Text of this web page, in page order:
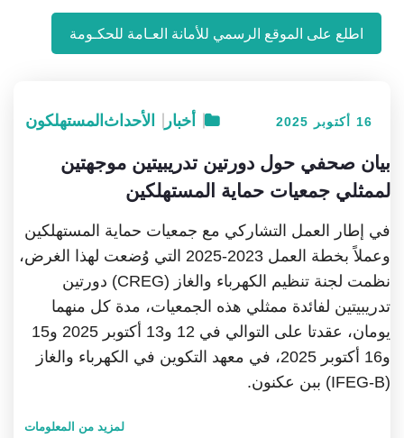
16 أكتوبر 2025 أخبار الأحداث المستهلكون
بيان صحفي حول دورتين تدريبيتين موجهتين
لممثلي جمعيات حماية المستهلكين
في إطار العمل التشاركي مع جمعيات حماية المستهلكين
وعملاً بخطة العمل 2023-2025 التي وُضعت لهذا الغرض،
نظمت لجنة تنظيم الكهرباء والغاز (CREG) دورتين
تدريبيتين لفائدة ممثلي هذه الجمعيات، مدة كل منهما
يومان، عقدتا على التوالي في 12 و13 أكتوبر 2025 و15
و16 أكتوبر 2025، في معهد التكوين في الكهرباء والغاز
(IFEG-B) ببن عكنون.
لمزيد من المعلومات
اطلع على الموقع الرسمي للأمانة العـامة للحكـومة